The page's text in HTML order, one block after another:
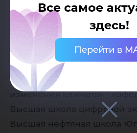
Все самое
здесь!
Перейти в
Организаторы программы:
лаборатория Центра
инжиниринга, Карбон
образовательного центра
окружающей среды и
изменения климата» -
Высшая школа цифровой
Высшая нефтяная школа